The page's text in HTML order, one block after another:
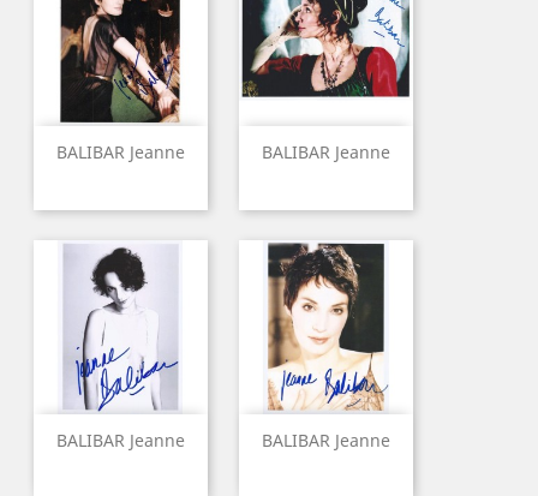
BALIBAR Jeanne BALIBAR Jeanne
BALIBAR Jeanne BALIBAR Jeanne